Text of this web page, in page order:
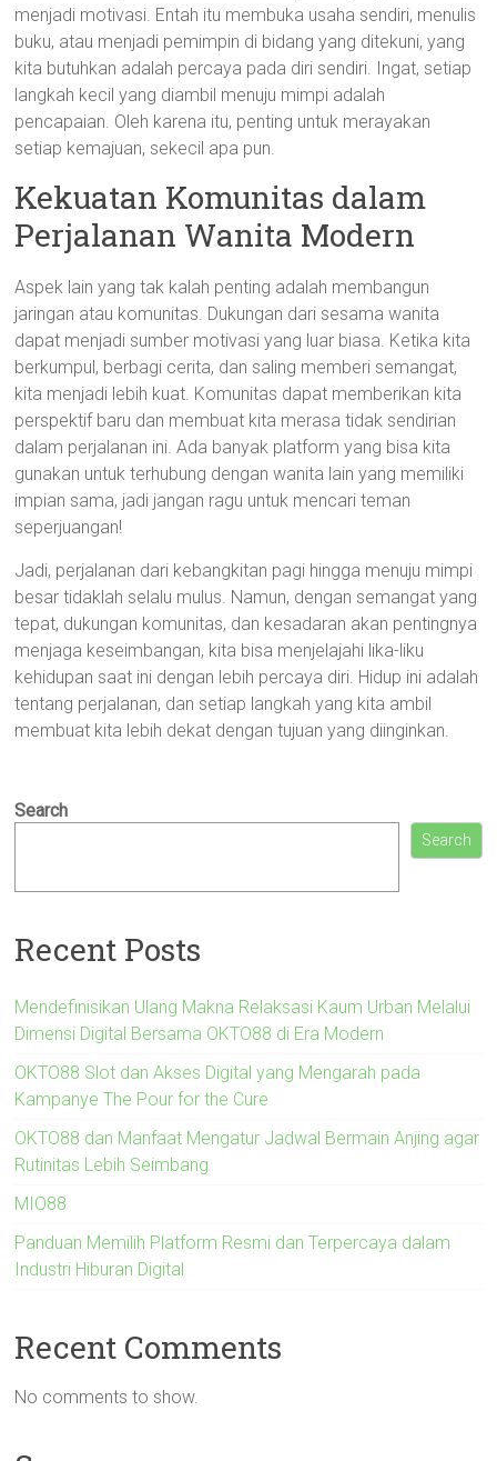
menjadi motivasi. Entah itu membuka usaha sendiri, menulis
buku, atau menjadi pemimpin di bidang yang ditekuni, yang
kita butuhkan adalah percaya pada diri sendiri. Ingat, setiap
langkah kecil yang diambil menuju mimpi adalah
pencapaian. Oleh karena itu, penting untuk merayakan
setiap kemajuan, sekecil apa pun.
Kekuatan Komunitas dalam
Perjalanan Wanita Modern
Aspek lain yang tak kalah penting adalah membangun
jaringan atau komunitas. Dukungan dari sesama wanita
dapat menjadi sumber motivasi yang luar biasa. Ketika kita
berkumpul, berbagi cerita, dan saling memberi semangat,
kita menjadi lebih kuat. Komunitas dapat memberikan kita
perspektif baru dan membuat kita merasa tidak sendirian
dalam perjalanan ini. Ada banyak platform yang bisa kita
gunakan untuk terhubung dengan wanita lain yang memiliki
impian sama, jadi jangan ragu untuk mencari teman
seperjuangan!
Jadi, perjalanan dari kebangkitan pagi hingga menuju mimpi
besar tidaklah selalu mulus. Namun, dengan semangat yang
tepat, dukungan komunitas, dan kesadaran akan pentingnya
menjaga keseimbangan, kita bisa menjelajahi lika-liku
kehidupan saat ini dengan lebih percaya diri. Hidup ini adalah
tentang perjalanan, dan setiap langkah yang kita ambil
membuat kita lebih dekat dengan tujuan yang diinginkan.
Search
Search
Recent Posts
Mendefinisikan Ulang Makna Relaksasi Kaum Urban Melalui
Dimensi Digital Bersama OKTO88 di Era Modern
OKTO88 Slot dan Akses Digital yang Mengarah pada
Kampanye The Pour for the Cure
OKTO88 dan Manfaat Mengatur Jadwal Bermain Anjing agar
Rutinitas Lebih Seimbang
MIO88
Panduan Memilih Platform Resmi dan Terpercaya dalam
Industri Hiburan Digital
Recent Comments
No comments to show.